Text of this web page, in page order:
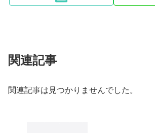
関連記事
関連記事は見つかりませんでした。